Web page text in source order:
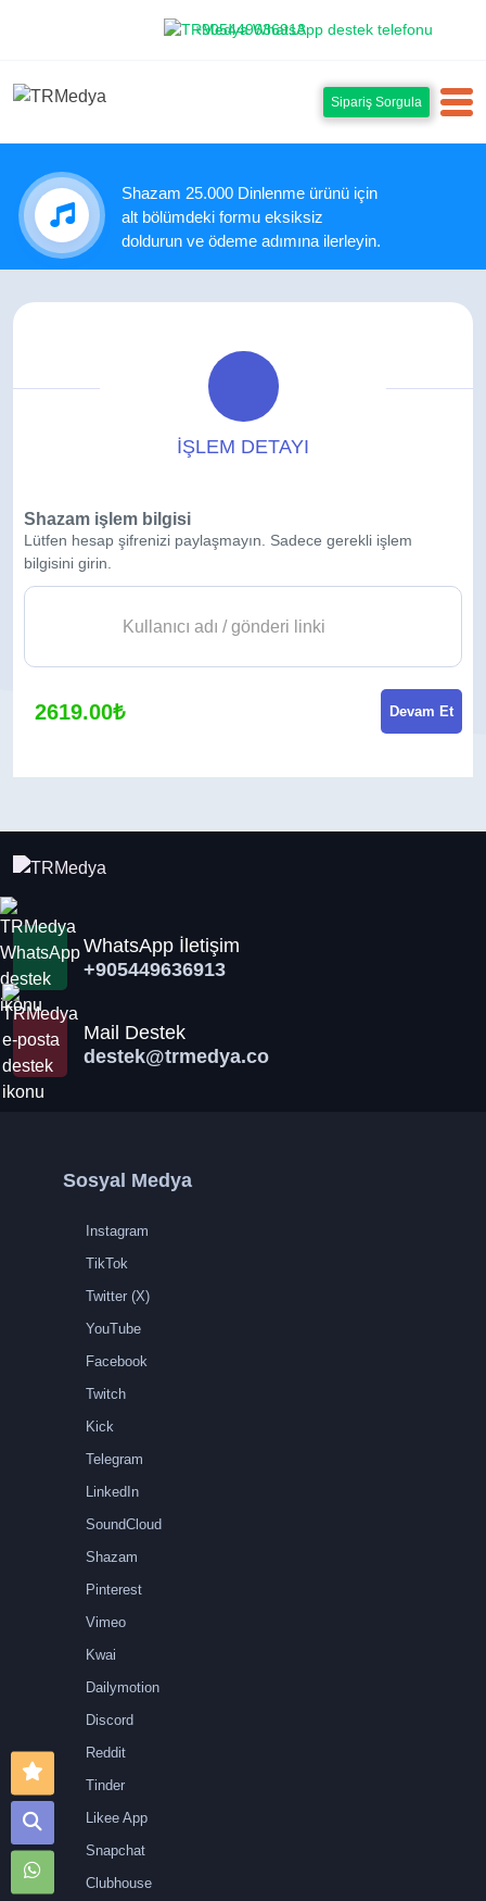
+905449636913
Sipariş Sorgula
Shazam 25.000 Dinlenme ürünü için
alt bölümdeki formu eksiksiz
doldurun ve ödeme adımına ilerleyin.
İŞLEM DETAYI
Shazam işlem bilgisi
Lütfen hesap şifrenizi paylaşmayın. Sadece gerekli işlem
bilgisini girin.
2619.00₺ Devam Et
WhatsApp İletişim
+905449636913
Mail Destek
destek@trmedya.co
Sosyal Medya
Instagram
TikTok
Twitter (X)
YouTube
Facebook
Twitch
Kick
Telegram
LinkedIn
SoundCloud
Shazam
Pinterest
Vimeo
Kwai
Dailymotion
Discord
Reddit
Tinder
Likee App
Snapchat
Clubhouse